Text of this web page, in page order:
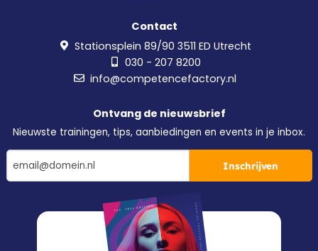
Contact
Stationsplein 89/90 3511 ED Utrecht
030 - 207 8200
info@competencefactory.nl
Ontvang de nieuwsbrief
Nieuwste trainingen, tips, aanbiedingen en events in je inbox.
Inschrijven